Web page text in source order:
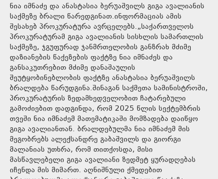
ნია იმნაძე და ანასტასია ბერუაშვილს გიგა ავალიანის
საქმეზე ბრალი წარედგინათ.ინფორმაციას ამის
შესახებ პროკურატურა ავრცელებს.„საქართველოს
პროკურატურამ გიგა ავალიანის სისხლის სამართლის
საქმეზე, ჯგუფურად ჯანმრთელობის განზრახ მძიმე
დაზიანების წაქეზების ფაქტზე ნია იმნაძეს და
განსაკუთრებით მძიმე დანაშაულის
შეუტყობინებლობის ფაქტზე ანასტასია ბერუაშვილს
ბრალდება წარუდგინა.შინაგან საქმეთა სამინისტროში,
პროკურატურის ზედამხედველობით ჩატარებული
გამოძიებით დადგინდა, რომ 2025 წლის სექტემბრის
თვეში ნია იმნაძემ მათემატიკაში მომზადება დაიწყო
გიგა ავალიანთან. ბრალდებულმა ნია იმნაძემ მის
მეგობრებს ალექსანდრე გაბაშვილს და გიორგი
მალანიას უთხრა, რომ თითქოსდა, მისი
მასწავლებელი გიგა ავალიანი ზედმეტ ყურადღებას
იჩენდა მის მიმართ. აღნიშნული ქმედებით